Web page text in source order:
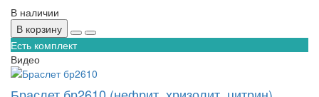
В наличии
В корзину
Есть комплект
Видео